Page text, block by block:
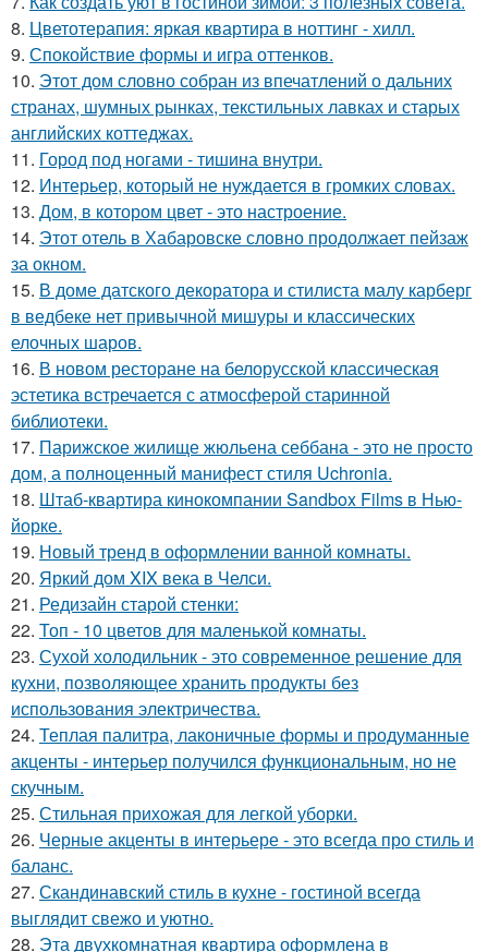
8. Цветотерапия: яркая квартира в ноттинг - хилл.
9. Спокойствие формы и игра оттенков.
10. Этот дом словно собран из впечатлений о дальних
странах, шумных рынках, текстильных лавках и старых
английских коттеджах.
11. Город под ногами - тишина внутри.
12. Интерьер, который не нуждается в громких словах.
13. Дом, в котором цвет - это настроение.
14. Этот отель в Хабаровске словно продолжает пейзаж
за окном.
15. В доме датского декоратора и стилиста малу карберг
в ведбеке нет привычной мишуры и классических
елочных шаров.
16. В новом ресторане на белорусской классическая
эстетика встречается с атмосферой старинной
библиотеки.
17. Парижское жилище жюльена себбана - это не просто
дом, а полноценный манифест стиля Uchronia.
18. Штаб-квартира кинокомпании Sandbox Films в Нью-
йорке.
19. Новый тренд в оформлении ванной комнаты.
20. Яркий дом XIX века в Челси.
21. Редизайн старой стенки:
22. Топ - 10 цветов для маленькой комнаты.
23. Сухой холодильник - это современное решение для
кухни, позволяющее хранить продукты без
использования электричества.
24. Теплая палитра, лаконичные формы и продуманные
акценты - интерьер получился функциональным, но не
скучным.
25. Стильная прихожая для легкой уборки.
26. Черные акценты в интерьере - это всегда про стиль и
баланс.
27. Скандинавский стиль в кухне - гостиной всегда
выглядит свежо и уютно.
28. Эта двухкомнатная квартира оформлена в